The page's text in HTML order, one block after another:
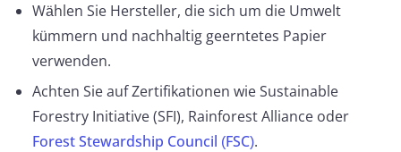
Wählen Sie Hersteller, die sich um die Umwelt
kümmern und nachhaltig geerntetes Papier
verwenden.
Achten Sie auf Zertifikationen wie Sustainable
Forestry Initiative (SFI), Rainforest Alliance oder
Forest Stewardship Council (FSC).